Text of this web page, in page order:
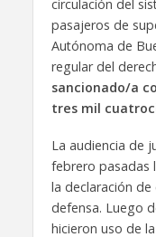
circulación del
pasajeros de
Autónoma de
regular del
sancionado/a
tres mil
La audiencia de
febrero pasadas
la declaración
defensa. Luego
hicieron uso de